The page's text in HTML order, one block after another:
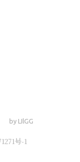
by LIlGG
号-1